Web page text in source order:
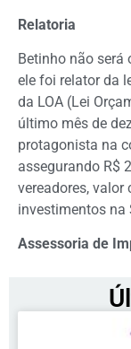
Relatoria
Betinho não será
ele foi relator da
da LOA (Lei
último mês de
protagonista na
assegurando R$
vereadores, valor
investimentos na
Assessoria de